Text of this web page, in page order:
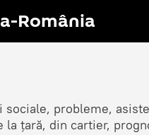
România
probleme,
țară, din cartier,